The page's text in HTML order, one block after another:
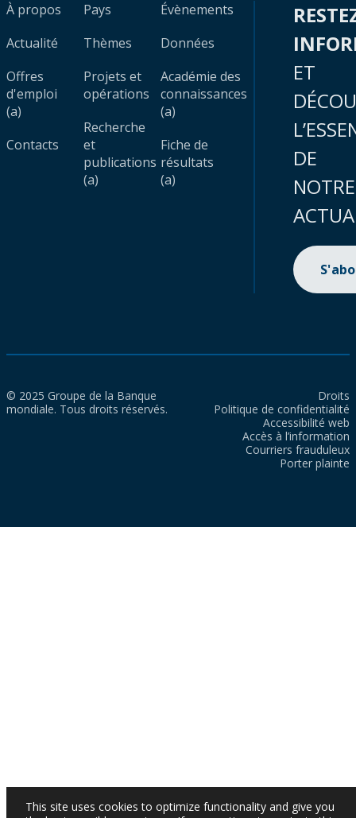
À propos
Actualité
Offres
d'emploi
(a)
Contacts
Pays
Thèmes
Projets et
opérations
Recherche
et
publications
(a)
Évènements
Données
Académie des
connaissances
(a)
Fiche de
résultats
(a)
ET
DE
NOTRE
© 2025 Groupe de la Banque
mondiale. Tous droits réservés.
Droits
Politique de confidentialité
Accessibilité web
Accès à l’information
Courriers frauduleux
Porter plainte
This site uses cookies to optimize functionality and give you